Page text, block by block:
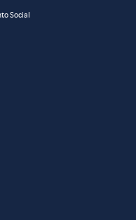
Social